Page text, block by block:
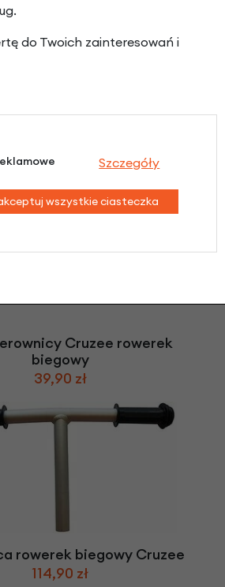
do rowerka biegowego
Cruzee rowerek
biegowy
39,90 zł
rowerek biegowy Cruzee
114,90 zł
do Twoich zainteresowań i
Szczegóły
wszystkie ciasteczka